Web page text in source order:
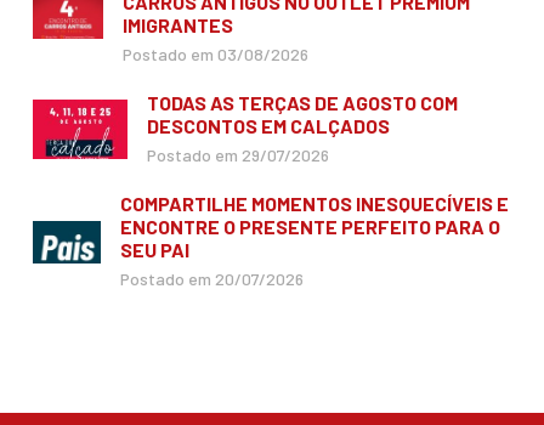
IMIGRANTES
Postado em 03/08/2026
TODAS AS TERÇAS DE AGOSTO COM
DESCONTOS EM CALÇADOS
Postado em 29/07/2026
COMPARTILHE MOMENTOS INESQUECÍVEIS E
ENCONTRE O PRESENTE PERFEITO PARA O
SEU PAI
Postado em 20/07/2026